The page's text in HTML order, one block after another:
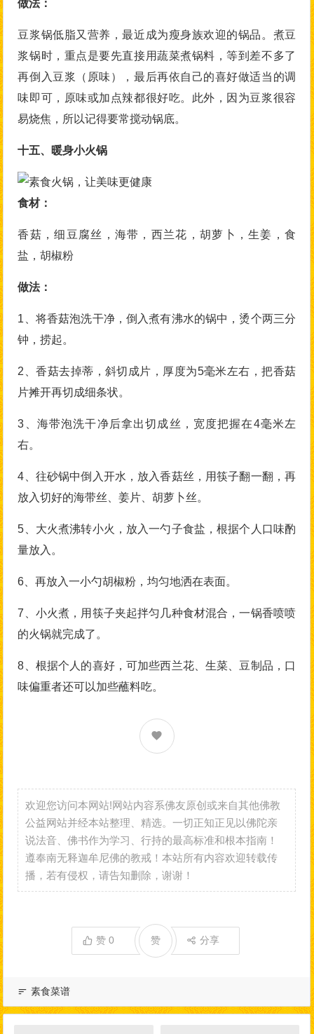
做法：
豆浆锅低脂又营养，最近成为瘦身族欢迎的锅品。煮豆
浆锅时，重点是要先直接用蔬菜煮锅料，等到差不多了
再倒入豆浆（原味），最后再依自己的喜好做适当的调
味即可，原味或加点辣都很好吃。此外，因为豆浆很容
易烧焦，所以记得要常搅动锅底。
十五、暖身小火锅
食材：
香菇，细豆腐丝，海带，西兰花，胡萝卜，生姜，食
盐，胡椒粉
做法：
1、将香菇泡洗干净，倒入煮有沸水的锅中，烫个两三分
钟，捞起。
2、香菇去掉蒂，斜切成片，厚度为5毫米左右，把香菇
片摊开再切成细条状。
3、海带泡洗干净后拿出切成丝，宽度把握在4毫米左
右。
4、往砂锅中倒入开水，放入香菇丝，用筷子翻一翻，再
放入切好的海带丝、姜片、胡萝卜丝。
5、大火煮沸转小火，放入一勺子食盐，根据个人口味酌
量放入。
6、再放入一小勺胡椒粉，均匀地洒在表面。
7、小火煮，用筷子夹起拌匀几种食材混合，一锅香喷喷
的火锅就完成了。
8、根据个人的喜好，可加些西兰花、生菜、豆制品，口
味偏重者还可以加些蘸料吃。
欢迎您访问本网站!网站内容系佛友原创或来自其他佛教
公益网站并经本站整理、精选。一切正知正见以佛陀亲
说法音、佛书作为学习、行持的最高标准和根本指南！
遵奉南无释迦牟尼佛的教戒！本站所有内容欢迎转载传
播，若有侵权，请告知删除，谢谢！
赞0 分享
赞
素食菜谱